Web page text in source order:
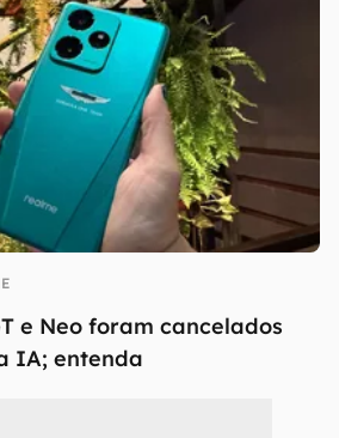
e Neo foram cancelados
IA; entenda